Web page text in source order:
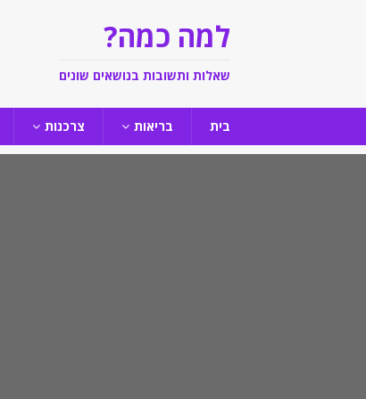
למה כמה?
שאלות ותשובות בנושאים שונים
בית בריאות צרכנות